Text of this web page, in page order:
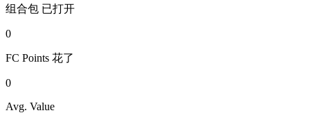
组合包 已打开
0
FC Points 花了
0
Avg. Value